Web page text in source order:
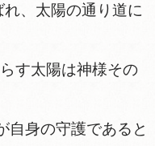
、太陽の通り道に
す太陽は神様その
自身の守護であると